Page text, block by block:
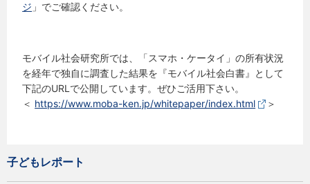
ジ 」でご確認ください。
モバイル社会研究所では、「スマホ・ケータイ」の所有状況
を経年で独自に調査した結果を『モバイル社会白書』として
下記のURLで公開しています。ぜひご活用下さい。
＜ https://www.moba-ken.jp/whitepaper/index.html ＞
子どもレポート